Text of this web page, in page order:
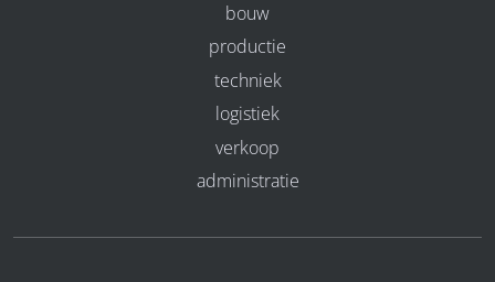
bouw
productie
techniek
logistiek
verkoop
administratie